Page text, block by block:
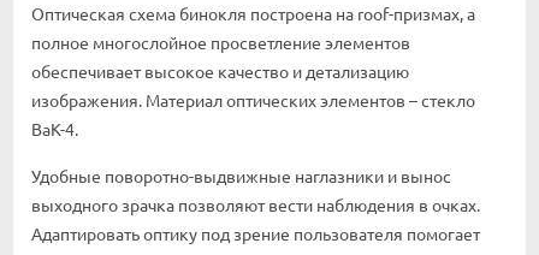
Оптическая схема бинокля построена на roof-призмах, а
полное многослойное просветление элементов
обеспечивает высокое качество и детализацию
изображения. Материал оптических элементов – стекло
BaK-4.
Удобные поворотно-выдвижные наглазники и вынос
выходного зрачка позволяют вести наблюдения в очках.
Адаптировать оптику под зрение пользователя помогает